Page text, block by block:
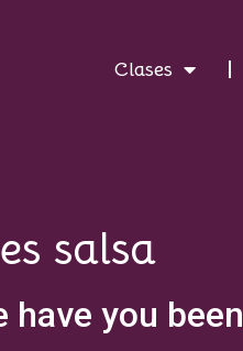
Clases
salsa
have you been